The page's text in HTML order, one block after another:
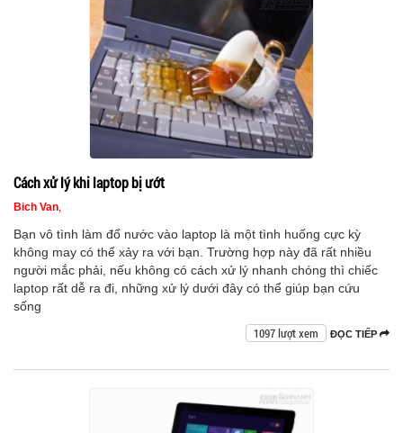
Cách xử lý khi laptop bị ướt
Bich Van,
Bạn vô tình làm đổ nước vào laptop là một tình huống cực kỳ
không may có thể xảy ra với bạn. Trường hợp này đã rất nhiều
người mắc phải, nếu không có cách xử lý nhanh chóng thì chiếc
laptop rất dễ ra đi, những xử lý dưới đây có thể giúp bạn cứu
sống
ĐỌC TIẾP
1097 lượt xem